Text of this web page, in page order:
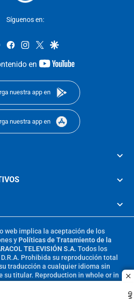
Síguenos en:
whatsappfacebookinstagram
twittergoogle
en
youtube-
nuestra app en
nuestra app en
web implica la aceptación de los
y Políticas de Tratamiento de la
TELEVISIÓN S.A. Todos los
Prohibida su reproducción total
traducción a cualquier idioma sin
su titular. Reproduction in whole or in